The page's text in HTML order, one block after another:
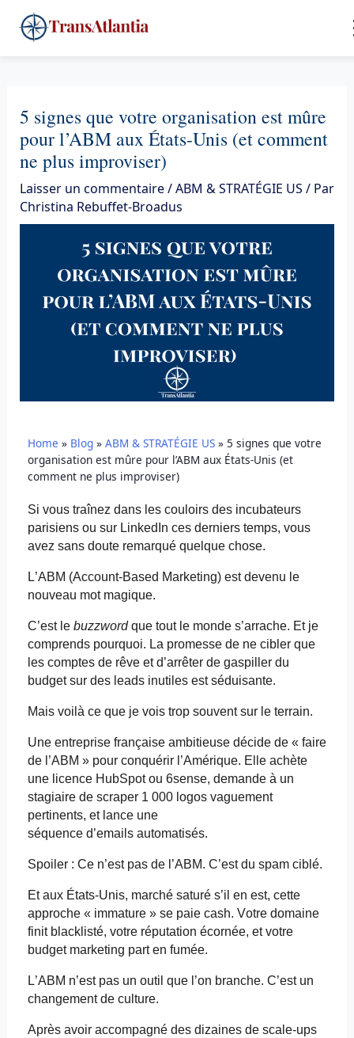
au
contenu
5 signes que votre organisation est mûre
pour l’ABM aux États-Unis (et comment
ne plus improviser)
Laisser un commentaire/ABM & STRATÉGIE US / Par
Christina Rebuffet-Broadus
Home » Blog» ABM & STRATÉGIE US» 5 signes que votre
organisation est mûre pour l’ABM aux États-Unis (et
comment ne plus improviser)
Si vous traînez dans les couloirs des incubateurs
parisiens ou sur LinkedIn ces derniers temps, vous
avez sans doute remarqué quelque chose.
L’ABM (Account-Based Marketing) est devenu le
nouveau mot magique.
C’est le buzzwordque tout le monde s’arrache. Et je
comprends pourquoi. La promesse de ne cibler que
les comptes de rêve et d’arrêter de gaspiller du
budget sur des leads inutiles est séduisante.
Mais voilà ce que je vois trop souvent sur le terrain.
Une entreprise française ambitieuse décide de « faire
de l’ABM » pour conquérir l’Amérique. Elle achète
une licence HubSpot ou 6sense, demande à un
stagiaire de scraper 1 000 logos vaguement
pertinents, et lance une
séquence d’emailsautomatisés.
Spoiler : Ce n’est pas de l’ABM. C’est du spam ciblé.
Et aux États-Unis, marché saturé s’il en est, cette
approche « immature » se paie cash. Votre domaine
finit blacklisté, votre réputation écornée, et votre
budget marketing part en fumée.
L’ABM n’est pas un outil que l’on branche. C’est un
changement de culture.
Après avoir accompagné des dizaines de scale-ups